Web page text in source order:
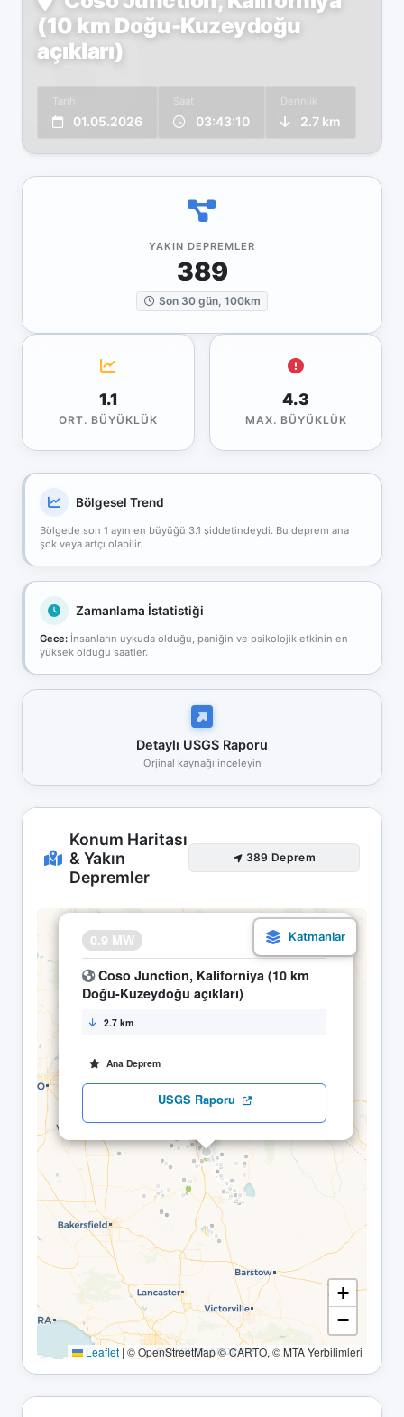
(10 km Doğu-Kuzeydoğu
açıkları)
Tarih
01.05.2026
Saat
03:43:10
Derinlik
2.7 km
YAKIN DEPREMLER
389
Son 30 gün, 100km
1.1
ORT. BÜYÜKLÜK
4.3
MAX. BÜYÜKLÜK
Bölgesel Trend
Bölgede son 1 ayın en büyüğü 3.1 şiddetindeydi. Bu deprem ana
şok veya artçı olabilir.
Zamanlama İstatistiği
Gece: İnsanların uykuda olduğu, paniğin ve psikolojik etkinin en
yüksek olduğu saatler.
Detaylı USGS Raporu
Orjinal kaynağı inceleyin
Konum Haritası
& Yakın
Depremler
389 Deprem
0.9 MW 01.05 03:43
Coso Junction, Kaliforniya (10 km
Doğu-Kuzeydoğu açıkları)
2.7 km
Ana Deprem
USGS Raporu
×
+
−
Leaflet | © OpenStreetMap © CARTO, © MTA Yerbilimleri